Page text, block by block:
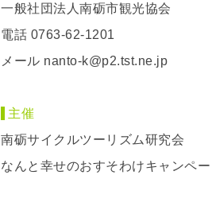
一般社団法人南砺市観光協会
電話 0763-62-1201
メール nanto-k@p2.tst.ne.jp
主催
南砺サイクルツーリズム研究会
なんと幸せのおすそわけキャンペ